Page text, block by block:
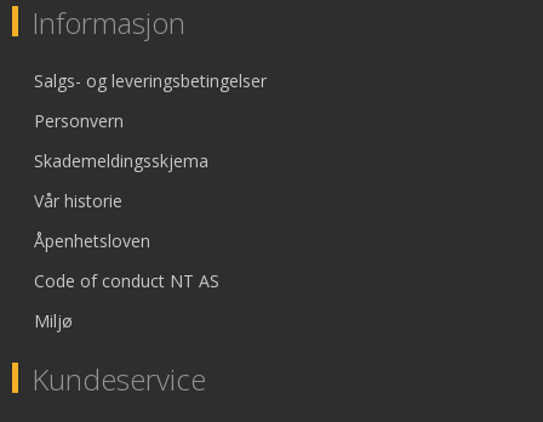
Informasjon
Salgs- og leveringsbetingelser
Personvern
Skademeldingsskjema
Vår historie
Åpenhetsloven
Code of conduct NT AS
Miljø
Kundeservice